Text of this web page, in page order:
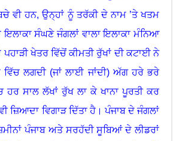
ਵੀ ਹਨ, ਉਨ੍ਹਾਂ ਨੂੰ ਤਰੱਕੀ ਦੇ ਨਾਮ ’ਤੇ ਖਤਮ
ਸੰਘਣੇ ਜੰਗਲਾਂ ਵਾਲਾ ਇਲਾਕਾ ਮੰਨਿਆ
ਖੇਤਰ ਵਿੱਚੋਂ ਕੀਮਤੀ ਰੁੱਖਾਂ ਦੀ ਕਟਾਈ ਨੇ
ਲਗਦੀ (ਜਾਂ ਲਾਈ ਜਾਂਦੀ) ਅੱਗ ਹਰੇ ਭਰੇ
ਹਰ ਸਾਲ ਲੱਖਾਂ ਰੁੱਖ ਲਾ ਕੇ ਖਾਨਾ ਪੂਰਤੀ ਕਰ
ਜ਼ਿਆਦਾ ਵਿਗਾੜ ਦਿੱਤਾ ਹੈ।ਪੰਜਾਬ ਦੇ ਜੰਗਲਾਂ
ਪੰਜਾਬ ਅਤੇ ਸਰਹੱਦੀ ਸੂਬਿਆਂ ਦੇ ਲੀਡਰਾਂ